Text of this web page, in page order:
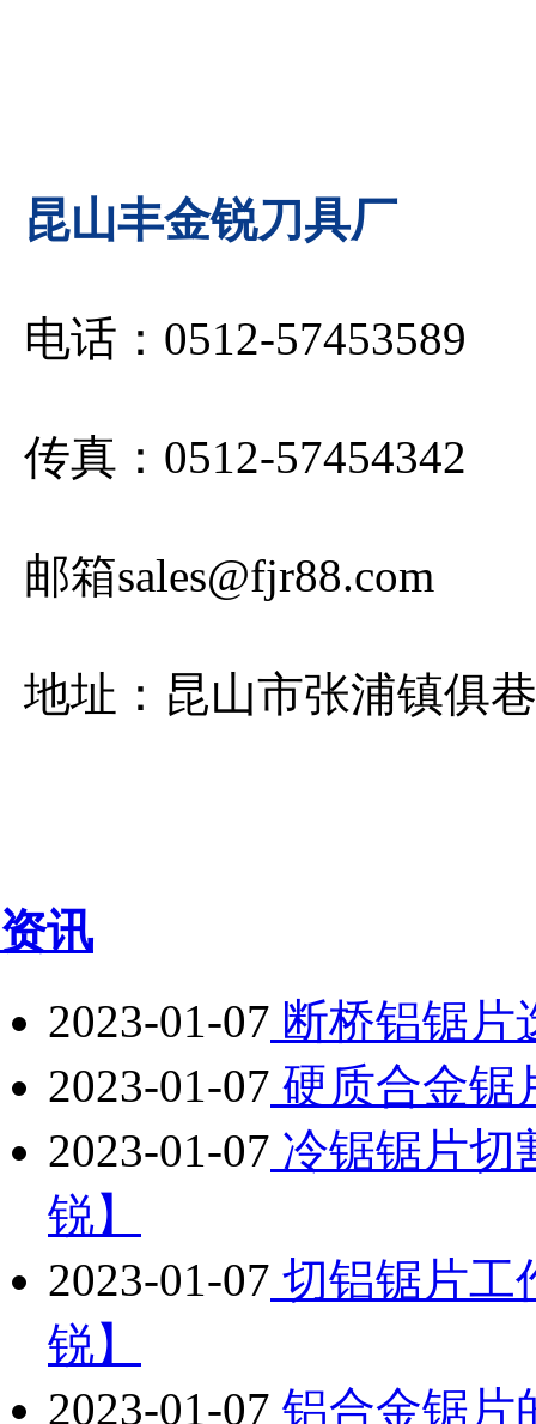
昆山丰金锐刀具厂
电话：0512-57453589
传真：0512-57454342
邮箱sales@fjr88.com
地址：昆山市张浦镇俱
资讯
2023-01-07 断桥铝锯片
2023-01-07 硬质合金锯
2023-01-07 冷锯锯片切
锐】
2023-01-07 切铝锯片工
锐】
2023-01-07 铝合金锯片